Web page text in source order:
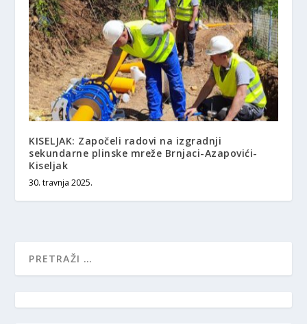
KISELJAK: Započeli radovi na izgradnji
sekundarne plinske mreže Brnjaci-Azapovići-
Kiseljak
30. travnja 2025.